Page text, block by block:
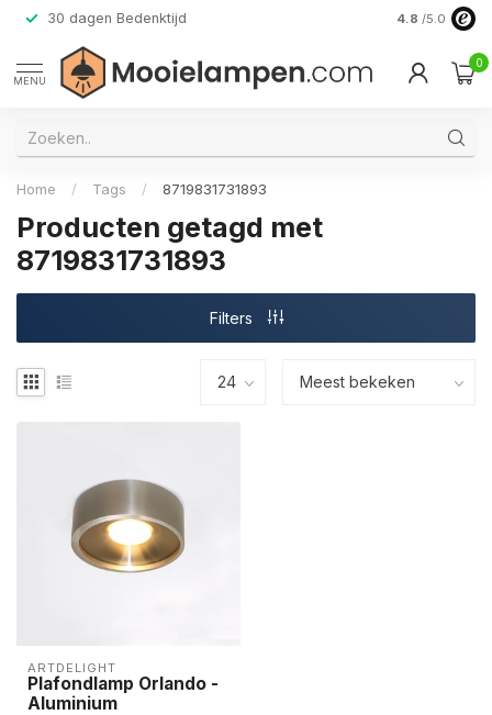
30 dagen Bedenktijd Verzending
4.8 /5.0
MENU
0
Home / Tags / 8719831731893
Producten getagd met
8719831731893
Filters
ARTDELIGHT
Plafondlamp Orlando -
Aluminium